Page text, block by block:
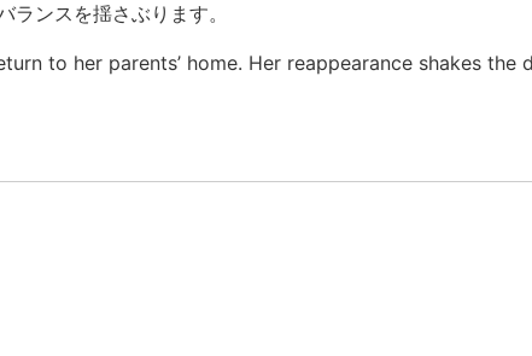
ンスを揺さぶります。
to her parents’ home. Her reappearance shakes the